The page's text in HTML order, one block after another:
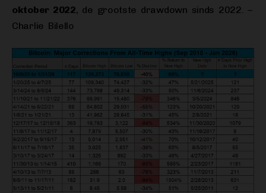
oktober 2022, de grootste drawdown sinds 2022. –
Charlie Bilello